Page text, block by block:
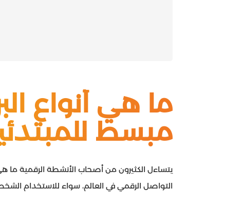
ما هي أنواع
مبسط للمبتدئين
يتساءل الكثيرون من أصحاب الأنشطة الرقمية ما هي
التواصل الرقمي في العالم، سواء للاستخدام الشخصي